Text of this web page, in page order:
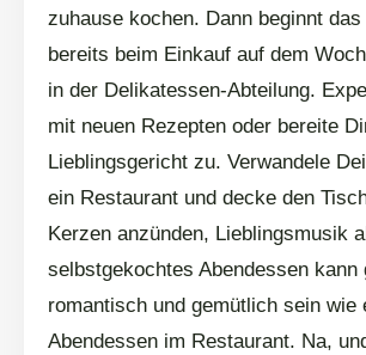
zuhause kochen. Dann beginnt
bereits beim Einkauf auf dem
in der Delikatessen-Abteilung.
mit neuen Rezepten oder bereite
Lieblingsgericht zu. Verwandele
ein Restaurant und decke den
Kerzen anzünden, Lieblingsmusik
selbstgekochtes Abendessen kann
romantisch und gemütlich sein wie
Abendessen im Restaurant. Na,